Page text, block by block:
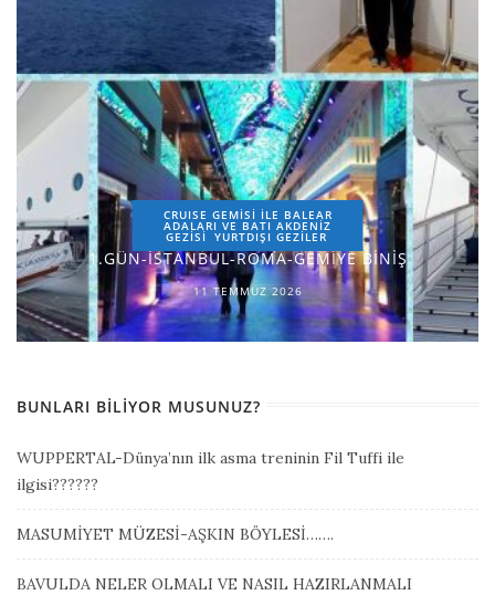
CRUISE GEMİSİ İLE BALEAR
ADALARI VE BATI AKDENİZ
GEZİSİ YURTDIŞI GEZILER
1.GÜN-İSTANBUL-ROMA-GEMİYE BİNİŞ
11 TEMMUZ 2026
BUNLARI BILIYOR MUSUNUZ?
WUPPERTAL-Dünya’nın ilk asma treninin Fil Tuffi ile
ilgisi??????
MASUMİYET MÜZESİ-AŞKIN BÖYLESİ…….
BAVULDA NELER OLMALI VE NASIL HAZIRLANMALI